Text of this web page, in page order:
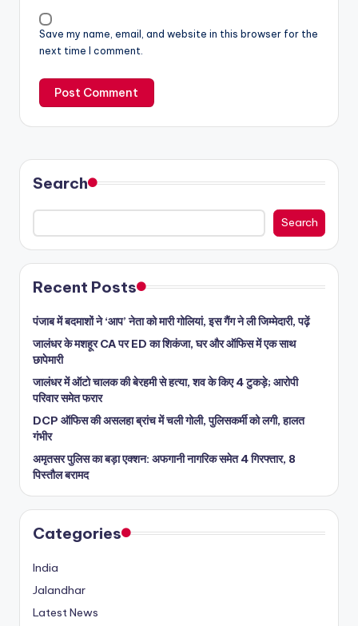
Save my name, email, and website in this browser for the
next time I comment.
Search
Search
Recent Posts
पंजाब में बदमाशों ने ‘आप’ नेता को मारी गोलियां, इस गैंग ने ली जिम्मेदारी, पढ़ें
जालंधर के मशहूर CA पर ED का शिकंजा, घर और ऑफिस में एक साथ
छापेमारी
जालंधर में ऑटो चालक की बेरहमी से हत्या, शव के किए 4 टुकड़े; आरोपी
परिवार समेत फरार
DCP ऑफिस की असलहा ब्रांच में चली गोली, पुलिसकर्मी को लगी, हालत
गंभीर
अमृतसर पुलिस का बड़ा एक्शन: अफगानी नागरिक समेत 4 गिरफ्तार, 8
पिस्तौल बरामद
Categories
India
Jalandhar
Latest News